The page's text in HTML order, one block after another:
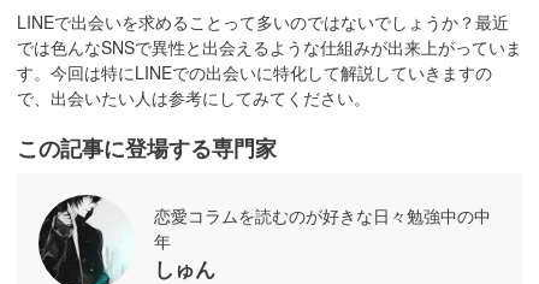
LINEで出会いを求めることって多いのではないでしょうか？最近
では色んなSNSで異性と出会えるような仕組みが出来上がっていま
す。今回は特にLINEでの出会いに特化して解説していきますの
で、出会いたい人は参考にしてみてください。
この記事に登場する専門家
恋愛コラムを読むのが好きな日々勉強中の中
年
しゅん